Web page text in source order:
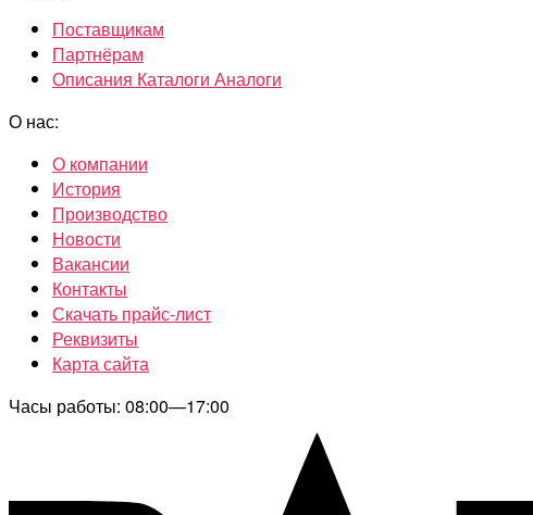
Поставщикам
Партнёрам
Описания Каталоги Аналоги
О нас:
О компании
История
Производство
Новости
Вакансии
Контакты
Скачать прайс-лист
Реквизиты
Карта сайта
Часы работы: 08:00—17:00